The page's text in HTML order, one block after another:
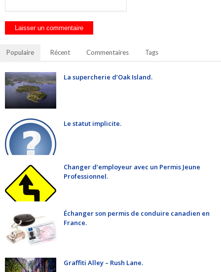
Populaire Récent Commentaires Tags
La supercherie d’Oak Island.
Le statut implicite.
Changer d’employeur avec un Permis Jeune
Professionnel.
Échanger son permis de conduire canadien en
France.
Graffiti Alley – Rush Lane.